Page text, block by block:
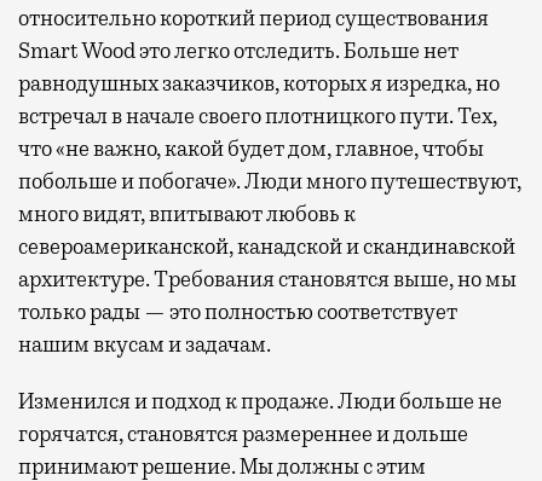
относительно короткий период существования
Smart Wood это легко отследить. Больше нет
равнодушных заказчиков, которых я изредка, но
встречал в начале своего плотницкого пути. Тех,
что «не важно, какой будет дом, главное, чтобы
побольше и побогаче». Люди много путешествуют,
много видят, впитывают любовь к
североамериканской, канадской и скандинавской
архитектуре. Требования становятся выше, но мы
только рады — это полностью соответствует
нашим вкусам и задачам.
Изменился и подход к продаже. Люди больше не
горячатся, становятся размереннее и дольше
принимают решение. Мы должны с этим